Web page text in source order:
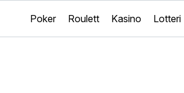
Poker Roulett Kasino Lotteri